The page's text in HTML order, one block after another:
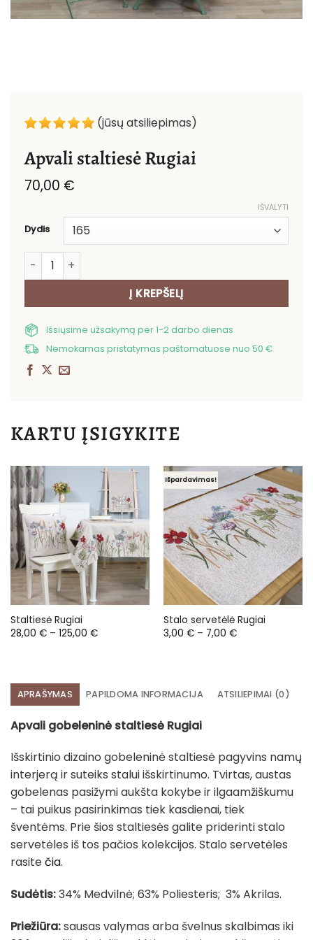
(jūsų atsiliepimas)
Apvali staltiesė Rugiai
70,00 €
Dydis
IŠVALYTI
produkto kiekis: Apvali staltiesė Rugiai
Į KREPŠELĮ
Išsiųsime užsakymą per 1-2 darbo dienas
Nemokamas pristatymas paštomatuose nuo 50 €
KARTU ĮSIGYKITE
Staltiesė Rugiai
28,00 € – 125,00 €Price
Išpardavimas!
Stalo servetėlė Rugiai
3,00 € – 7,00 €Price
APRAŠYMAS PAPILDOMA INFORMACIJA ATSILIEPIMAI (0)
Apvali gobeleninė staltiesė Rugiai
Išskirtinio dizaino gobeleninė staltiesė pagyvins namų
interjerą ir suteiks stalui išskirtinumo. Tvirtas, austas
gobelenas pasižymi aukšta kokybe ir ilgaamžiškumu
– tai puikus pasirinkimas tiek kasdienai, tiek
šventėms. Prie šios staltiesės galite priderinti stalo
servetėles iš tos pačios kolekcijos. Stalo servetėles
rasitečia.
Sudėtis:34% Medvilnė; 63% Poliesteris; 3% Akrilas.
Priežiūra:sausas valymas arba švelnus skalbimas iki